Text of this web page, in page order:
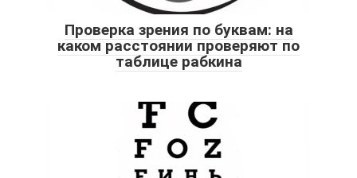
Проверка зрения по буквам: на
каком расстоянии проверяют по
таблице рабкина